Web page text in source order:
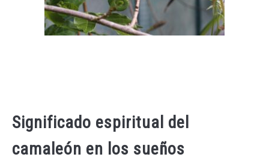
Significado espiritual del
camaleón en los sueños